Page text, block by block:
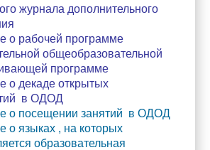
ОДОД
ОДОД
журнала дополнительного
о рабочей программе
общеобразовательной
программе
о декаде открытых
в ОДОД
о посещении занятий в ОДОД
о языках , на которых
образовательная